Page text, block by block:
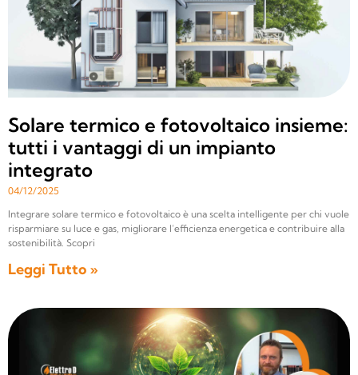
Solare termico e fotovoltaico insieme:
tutti i vantaggi di un impianto
integrato
04/12/2025
Integrare solare termico e fotovoltaico è una scelta intelligente per chi vuole
risparmiare su luce e gas, migliorare l’efficienza energetica e contribuire alla
sostenibilità. Scopri
Leggi Tutto »